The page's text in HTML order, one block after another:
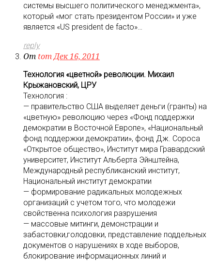
системы высшего политического менеджмента»,
который «мог стать президентом России» и уже
является «US president de facto»…
reply
От tomДек 16, 2011
Технология «цветной» революции. Михаил
Крыжановский, ЦРУ
Технология :
— правительство США выделяет деньги (гранты) на
«цветную» революцию через «Фонд поддержки
демократии в Восточной Европе», «Национальный
фонд поддержки демократии», фонд Дж. Сороса
«Открытое общество», Институт мира Гравардский
университет, Институт Альберта Эйнштейна,
Международный республиканский институт,
Национальный институт демократии
— формирование радикальных молодежных
организаций с учетом того, что молодежи
свойственна психология разрушения
— массовые митинги, демонстрации и
забастовки,голодовки, представление поддельных
документов о нарушениях в ходе выборов,
блокирование информационных линий и